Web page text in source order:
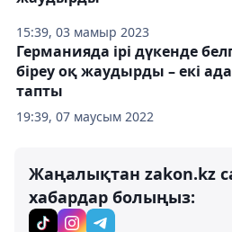
15:39, 03 мамыр 2023
19:39, 07 маусым 2022
Германияда ірі дүкенде
біреу оқ жаудырды – екі
тапты
Жаңалықтан zakon.kz
хабардар болыңыз: